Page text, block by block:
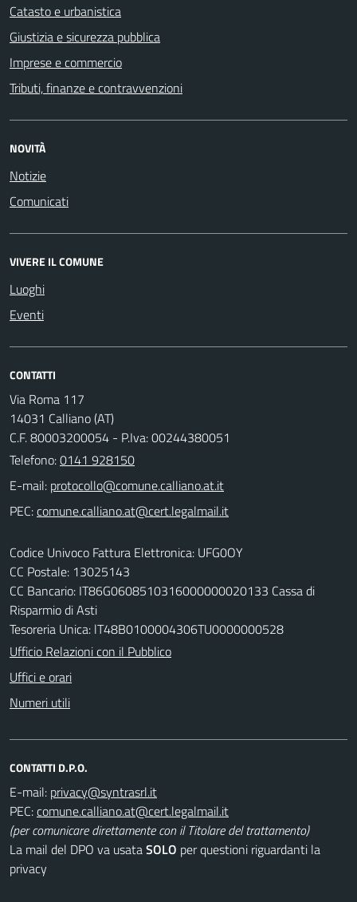
Catasto e urbanistica
Giustizia e sicurezza pubblica
Imprese e commercio
Tributi, finanze e contravvenzioni
NOVITÀ
Notizie
Comunicati
VIVERE IL COMUNE
Luoghi
Eventi
CONTATTI
Via Roma 117
14031 Calliano (AT)
C.F. 80003200054 - P.Iva: 00244380051
Telefono:0141 928150
E-mail:
PEC:
Codice Univoco Fattura Elettronica: UFG0OY
CC Postale: 13025143
CC Bancario: IT86G0608510316000000020133 Cassa di
Risparmio di Asti
Tesoreria Unica: lT48B0100004306TU0000000528
Ufficio Relazioni con il Pubblico
Uffici e orari
Numeri utili
CONTATTI D.P.O.
E-mail:
PEC:
(per comunicare direttamente con il Titolare del trattamento)
La mail del DPO va usataSOLO per questioni riguardanti la
privacy